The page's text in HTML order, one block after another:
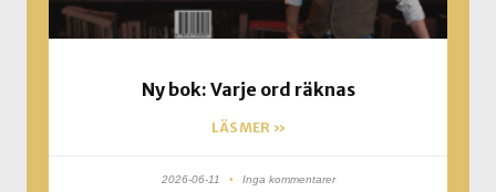
Ny bok: Varje ord räknas
LÄS MER »
2026-06-11 Inga kommentarer